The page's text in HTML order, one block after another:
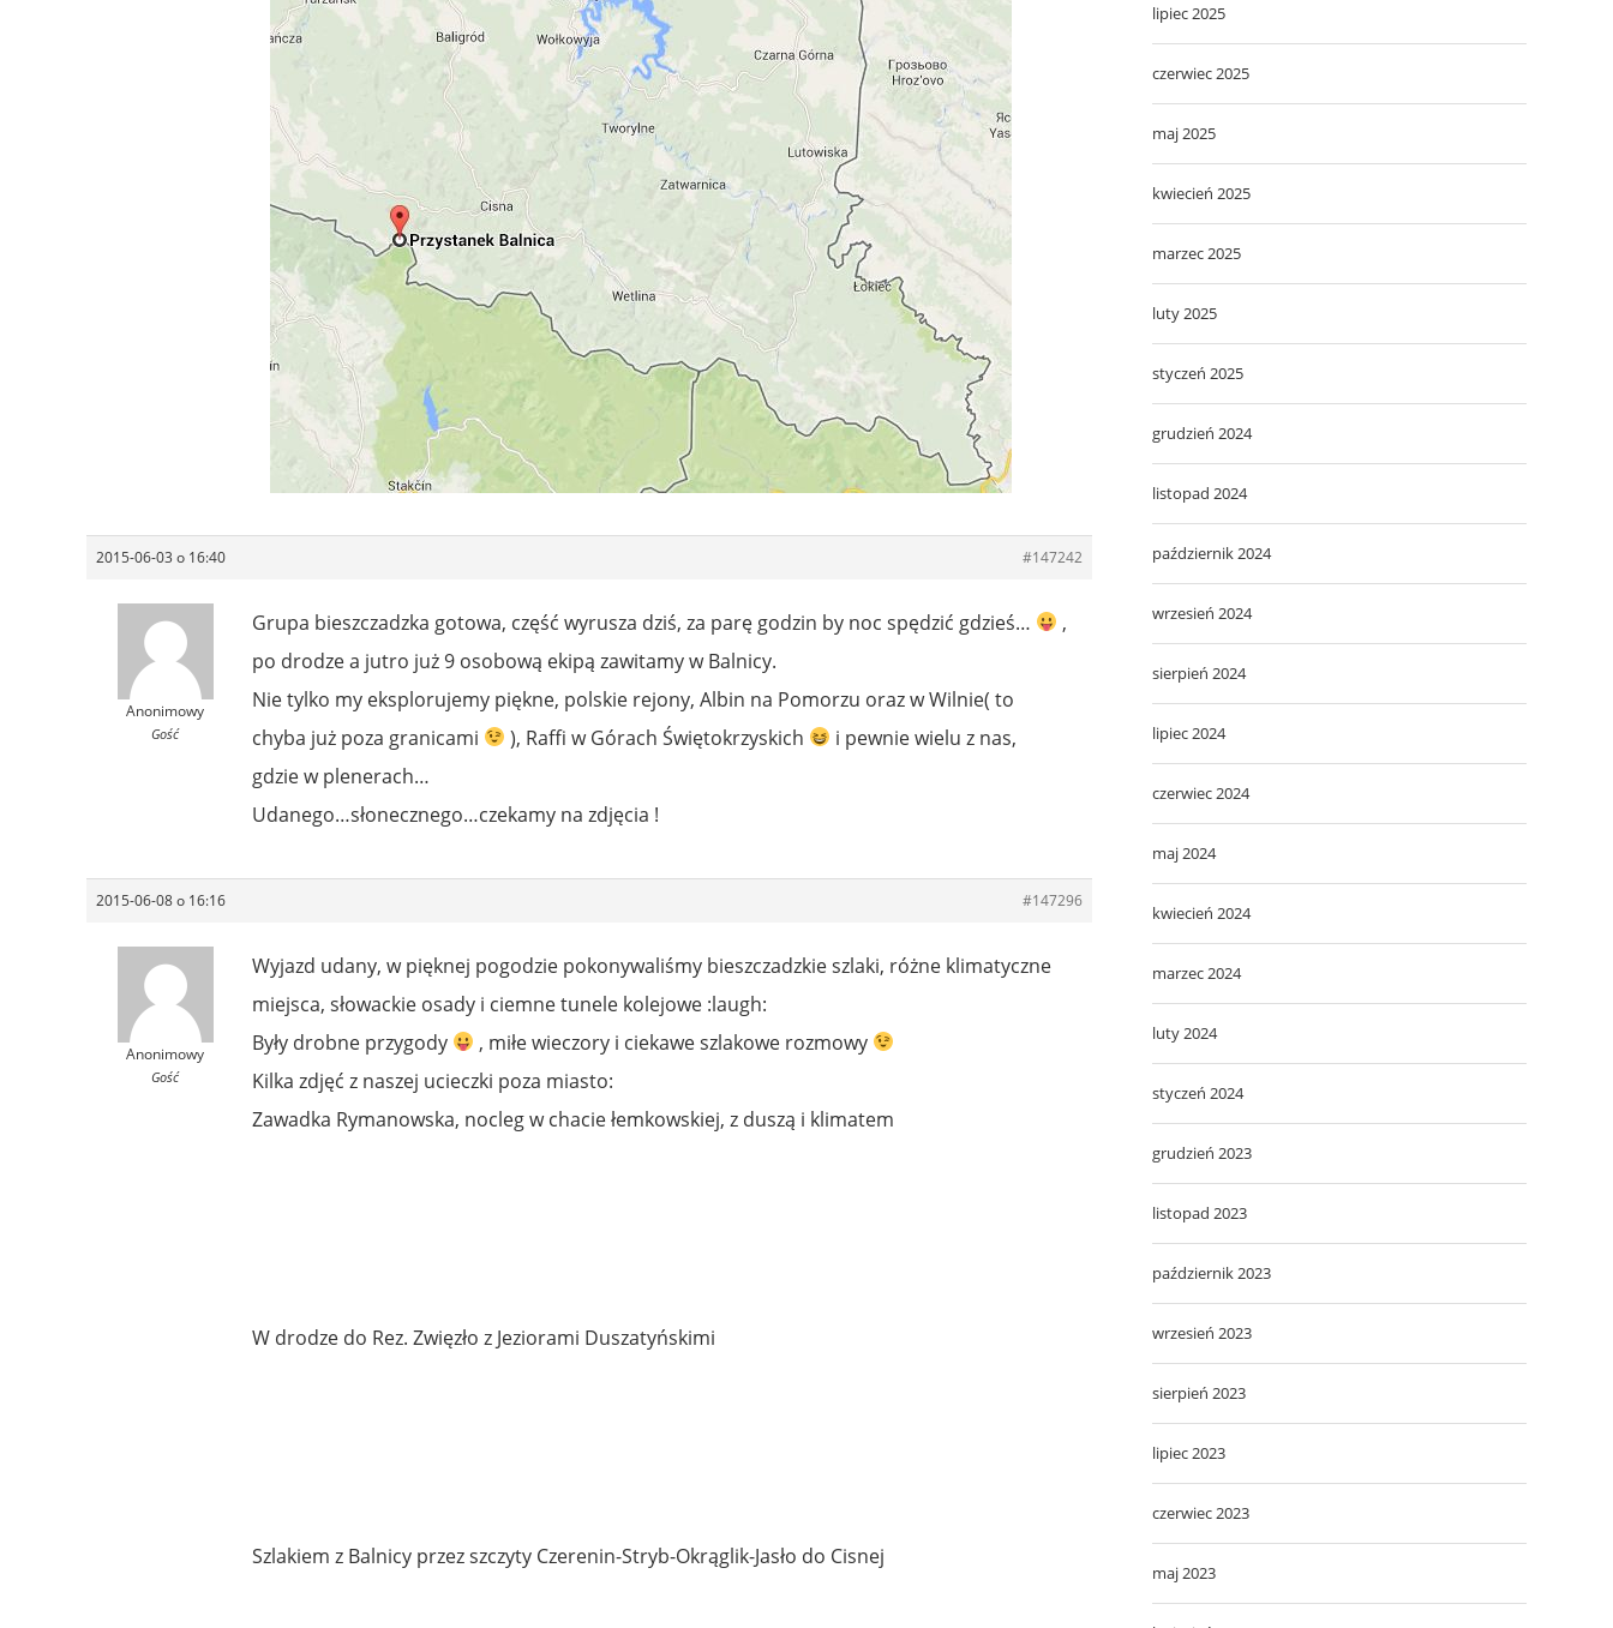
2015-06-03 o 16:40 #147242
Anonimowy
Gość
Grupa bieszczadzka gotowa, część wyrusza dziś, za parę godzin by noc spędzić gdzieś…
,
po drodze a jutro już 9 osobową ekipą zawitamy w Balnicy.
Nie tylko my eksplorujemy piękne, polskie rejony, Albin na Pomorzu oraz w Wilnie( to
chyba już poza granicami
), Raffi w Górach Świętokrzyskich
i pewnie wielu z nas,
gdzie w plenerach…
Udanego…słonecznego…czekamy na zdjęcia !
2015-06-08 o 16:16 #147296
Anonimowy
Gość
Wyjazd udany, w pięknej pogodzie pokonywaliśmy bieszczadzkie szlaki, różne klimatyczne
miejsca, słowackie osady i ciemne tunele kolejowe :laugh:
Były drobne przygody
, miłe wieczory i ciekawe szlakowe rozmowy
Kilka zdjęć z naszej ucieczki poza miasto:
Zawadka Rymanowska, nocleg w chacie łemkowskiej, z duszą i klimatem
W drodze do Rez. Zwięzło z Jeziorami Duszatyńskimi
Szlakiem z Balnicy przez szczyty Czerenin-Stryb-Okrąglik-Jasło do Cisnej
lipiec 2025
czerwiec 2025
maj 2025
kwiecień 2025
marzec 2025
luty 2025
styczeń 2025
grudzień 2024
listopad 2024
październik 2024
wrzesień 2024
sierpień 2024
lipiec 2024
czerwiec 2024
maj 2024
kwiecień 2024
marzec 2024
luty 2024
styczeń 2024
grudzień 2023
listopad 2023
październik 2023
wrzesień 2023
sierpień 2023
lipiec 2023
czerwiec 2023
maj 2023